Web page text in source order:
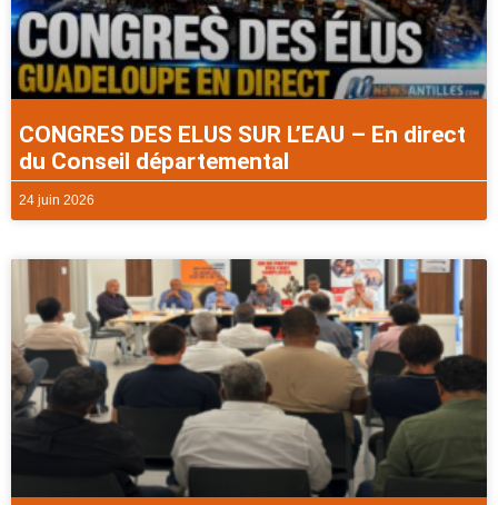
CONGRES DES ELUS SUR L’EAU – En direct
du Conseil départemental
24 juin 2026